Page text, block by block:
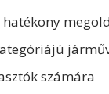
számára